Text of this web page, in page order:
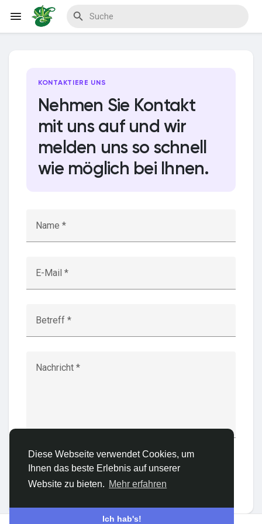
Diese Webseite verwendet Cookies, um
Ihnen das beste Erlebnis auf unserer
Website zu bieten. Mehr erfahren
Ich hab's!
Entdecken Veranstaltungen
Meine Events
Entdecken Blogs
Entdecken Gruppen
KONTAKTIERE UNS
Nehmen Sie Kontakt
mit uns auf und wir
melden uns so schnell
wie möglich bei Ihnen.
Name *
E-Mail *
Betreff *
Nachricht *
Senden